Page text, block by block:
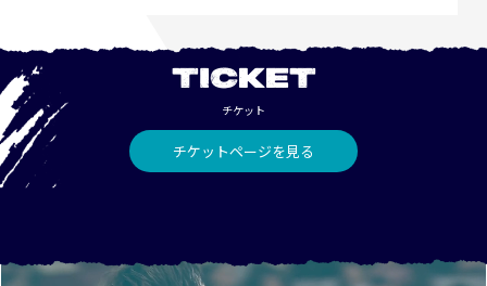
TICKET
チケット
チケットページを見る